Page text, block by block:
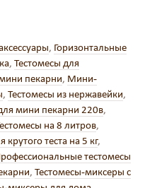
, Горизонтальные
, Тестомесы для
пекарни, Мини-
, Тестомесы из нержавейки,
мини пекарни 220в,
на 8 литров,
крутого теста на 5 кг,
тестомесы
, Тестомесы-миксеры с